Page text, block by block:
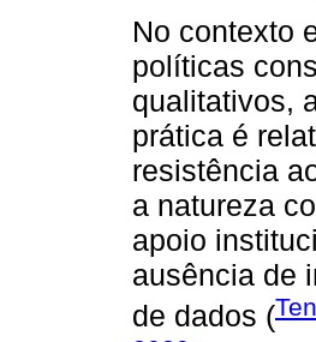
No contexto
políticas
qualitativos,
prática é
resistência
a natureza
apoio
ausência de
de dados (